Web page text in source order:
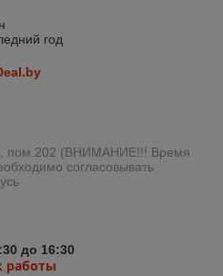
год
пом.202 (ВНИМАНИЕ!!! Время
согласовывать
до 16:30
работы